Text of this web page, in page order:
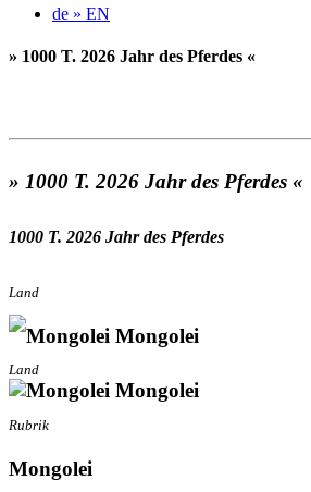
de » EN
» 1000 T. 2026 Jahr des Pferdes «
» 1000 T. 2026 Jahr des Pferdes «
1000 T. 2026 Jahr des Pferdes
Land
Mongolei
Land
Mongolei
Rubrik
Mongolei